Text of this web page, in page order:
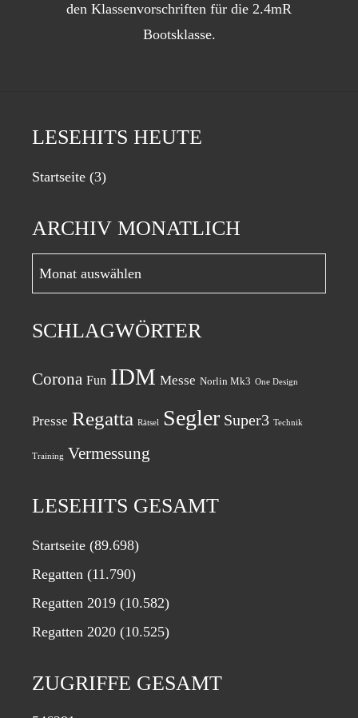
den Klassenvorschriften für die 2.4mR
Bootsklasse.
LESEHITS HEUTE
Startseite (3)
ARCHIV MONATLICH
Archiv
monatlich
SCHLAGWÖRTER
Corona Fun IDM Messe Norlin Mk3 One Design
Presse Regatta Rätsel Segler Super3 Technik
Training Vermessung
LESEHITS GESAMT
Startseite (89.698)
Regatten (11.790)
Regatten 2019 (10.582)
Regatten 2020 (10.525)
ZUGRIFFE GESAMT